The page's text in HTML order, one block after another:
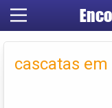
cascatas